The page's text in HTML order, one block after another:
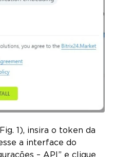
1), insira o token da
a interface do
– API” e clique